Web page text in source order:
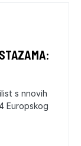
s nnovih
Europskog